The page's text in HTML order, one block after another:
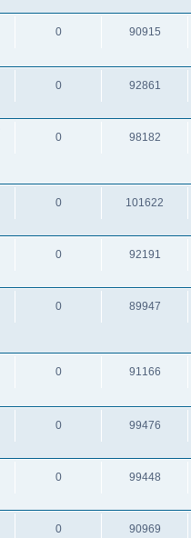
0 90915
0 92861
0 98182
0 101622
0 92191
0 89947
0 91166
0 99476
0 99448
0 90969